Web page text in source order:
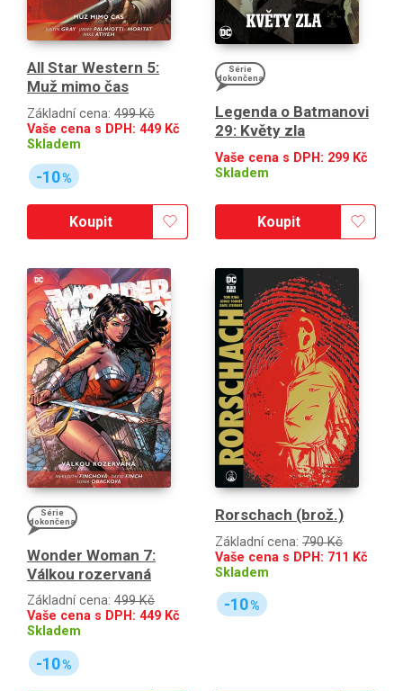
All Star Western 5:
Muž mimo čas
Základní cena: 499 Kč
Vaše cena s DPH: 449 Kč
Skladem
-10%
Koupit
Série
dokončena
Legenda o Batmanovi
29: Květy zla
Vaše cena s DPH: 299 Kč
Skladem
Koupit
Série
dokončena
Wonder Woman 7:
Válkou rozervaná
Základní cena: 499 Kč
Vaše cena s DPH: 449 Kč
Skladem
-10%
Rorschach (brož.)
Základní cena: 790 Kč
Vaše cena s DPH: 711 Kč
Skladem
-10%